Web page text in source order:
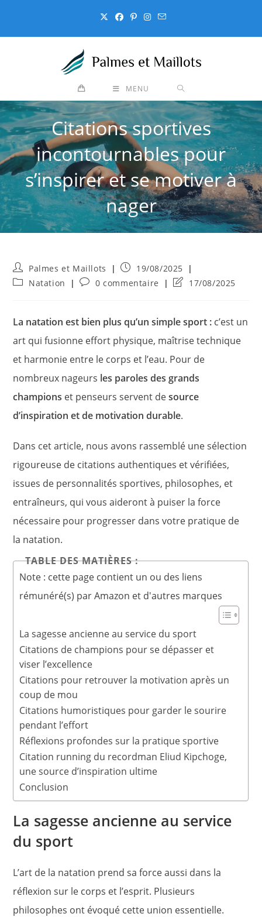
content
MENU
Citations sportives
incontournables pour
s’inspirer et se motiver à
nager
Auteur/autrice
de
la
Palmes et Maillots
Publication
publiée :
19/08/2025
PostNatation
Commentaires
0 commentaire
Dernière
publication :
17/08/2025
La natation est bien plus qu’un simple sport : c’est un
art qui fusionne effort physique, maîtrise technique
et harmonie entre le corps et l’eau. Pour de
nombreux nageurs les paroles des grands
champions et penseurs servent desource
d’inspiration et de motivation durable.
Dans cet article, nous avons rassemblé une sélection
rigoureuse de citations authentiques et vérifiées,
issues de personnalités sportives, philosophes, et
entraîneurs, qui vous aideront à puiser la force
nécessaire pour progresser dans votre pratique de
la natation.
TABLE DES MATIÈRES :
Note : cette page contient un ou des liens
rémunéré(s) par Amazon et d'autres marques
La sagesse ancienne au service du sport
Citations de champions pour se dépasser et
viser l’excellence
Citations pour retrouver la motivation après un
coup de mou
Citations humoristiques pour garder le sourire
pendant l’effort
Réflexions profondes sur la pratique sportive
Citation running du recordman Eliud Kipchoge,
une source d’inspiration ultime
Conclusion
La sagesse ancienne au service
du sport
L’art de la natation prend sa force aussi dans la
réflexion sur le corps et l’esprit. Plusieurs
philosophes ont évoqué cette union essentielle.